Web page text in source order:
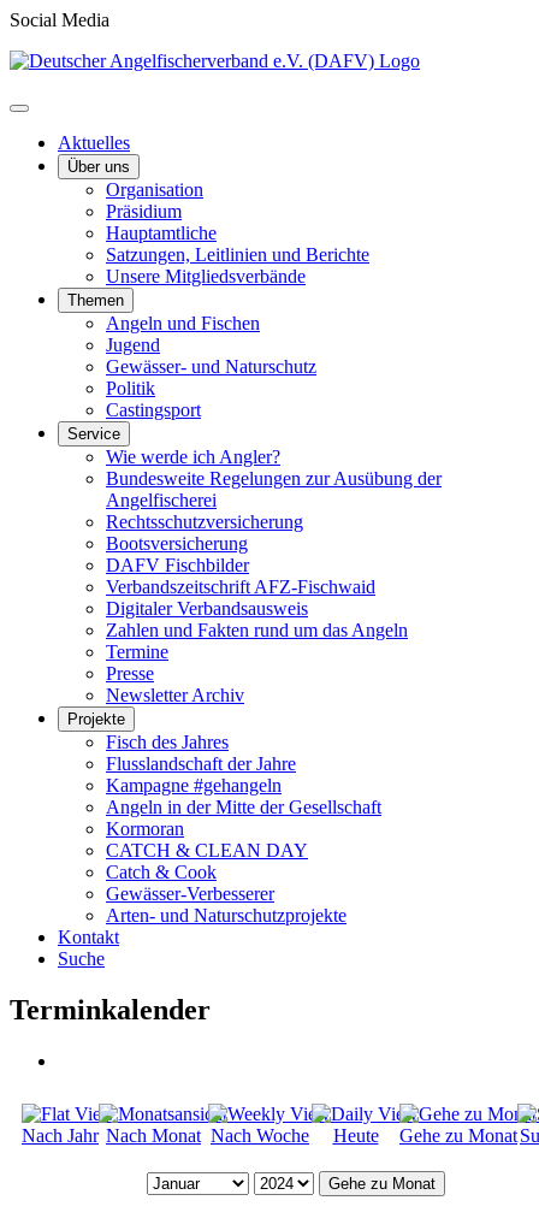
Social Media
Aktuelles
Über uns
Organisation
Präsidium
Hauptamtliche
Satzungen, Leitlinien und Berichte
Unsere Mitgliedsverbände
Themen
Angeln und Fischen
Jugend
Gewässer- und Naturschutz
Politik
Castingsport
Service
Wie werde ich Angler?
Bundesweite Regelungen zur Ausübung der
Angelfischerei
Rechtsschutzversicherung
Bootsversicherung
DAFV Fischbilder
Verbandszeitschrift AFZ-Fischwaid
Digitaler Verbandsausweis
Zahlen und Fakten rund um das Angeln
Termine
Presse
Newsletter Archiv
Projekte
Fisch des Jahres
Flusslandschaft der Jahre
Kampagne #gehangeln
Angeln in der Mitte der Gesellschaft
Kormoran
CATCH & CLEAN DAY
Catch & Cook
Gewässer-Verbesserer
Arten- und Naturschutzprojekte
Kontakt
Suche
Terminkalender
Nach Jahr Nach Monat Nach Woche Heute Gehe zu Monat
Gehe zu Monat